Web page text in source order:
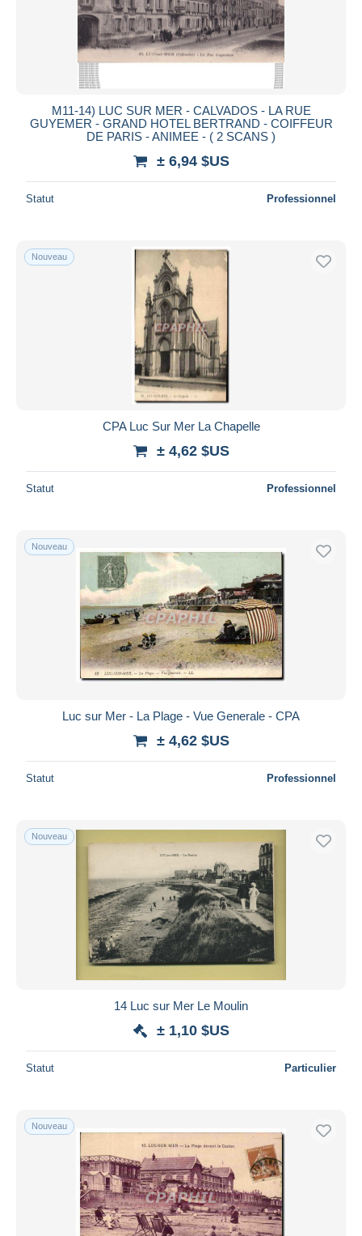
M11-14) LUC SUR MER - CALVADOS - LA RUE
GUYEMER - GRAND HOTEL BERTRAND - COIFFEUR
DE PARIS - ANIMEE - ( 2 SCANS )
± 6,94 $US
Statut Professionnel
Nouveau
CPA Luc Sur Mer La Chapelle
± 4,62 $US
Statut Professionnel
Nouveau
Luc sur Mer - La Plage - Vue Generale - CPA
± 4,62 $US
Statut Professionnel
Nouveau
14 Luc sur Mer Le Moulin
± 1,10 $US
Statut Particulier
Nouveau